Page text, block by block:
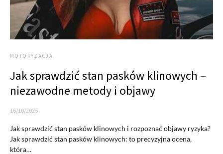
MOTORYZACJA
Jak sprawdzić stan pasków klinowych –
niezawodne metody i objawy
16/10/2025
Jak sprawdzić stan pasków klinowych i rozpoznać objawy ryzyka?
Jak sprawdzić stan pasków klinowych: to precyzyjna ocena,
która…